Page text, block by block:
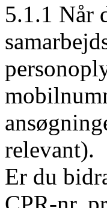
5.1.1 Når
relevant).
Er du